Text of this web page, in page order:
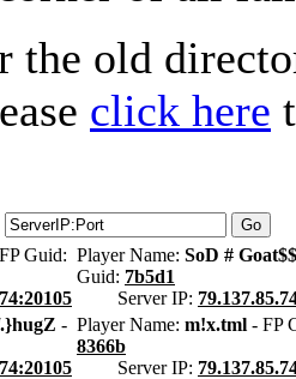
the old
click here
Guid: Player Name: SoD #
Guid: 7b5d1
Server IP:
- Player Name: m!x.tml - FP
8366b
Server IP: